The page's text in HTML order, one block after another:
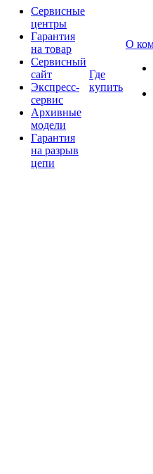
Сервисные
центры
Гарантия
на товар
Сервисный
сайт
Экспресс-
сервис
Архивные
модели
Гарантия
на разрыв
цепи
Где
купить
О